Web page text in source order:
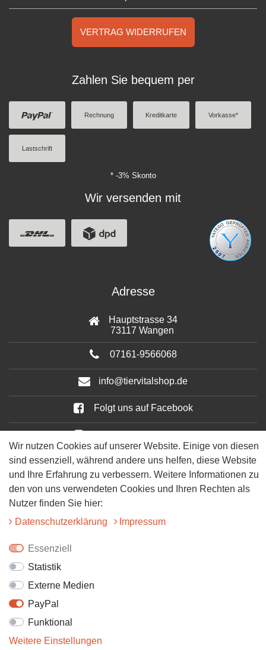
VERTRAG WIDERRUFEN
Zahlen Sie bequem per
Rechnung Kreditkarte Vorkasse*
Lastschrift
* -3% Skonto
Wir versenden mit
Adresse
Hauptstrasse 34
73117 Wangen
07161-9566068
info@tiervitalshop.de
Folgt uns auf Facebook
© 2025 Tiervitalshop | Webentwicklung & Webdesign
Wir nutzen Cookies auf unserer Website. Einige von diesen
sind essenziell, während andere uns helfen, diese Website
und Ihre Erfahrung zu verbessern. Weitere Informationen zu
den von uns verwendeten Cookies und Ihren Rechten als
Nutzer finden Sie hier:
Daten­schutz­erklärung
Impressum
Essenziell
Statistik
Externe Medien
PayPal
Funktional
Weitere Einstellungen